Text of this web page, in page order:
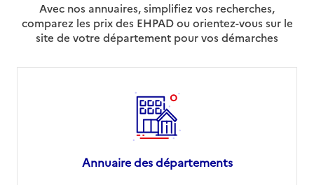
Avec nos annuaires, simplifiez vos recherches,
comparez les prix des EHPAD ou orientez-vous sur le
site de votre département pour vos démarches
Annuaire des départements